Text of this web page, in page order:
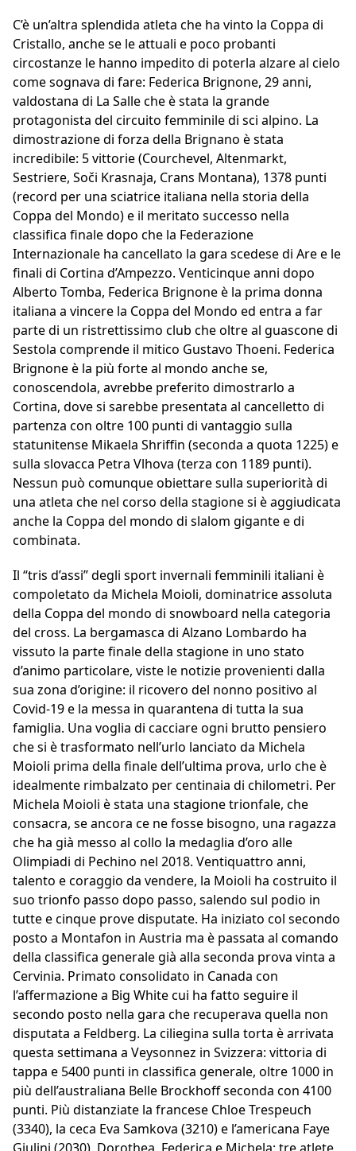
C’è un’altra splendida atleta che ha vinto la Coppa di
Cristallo, anche se le attuali e poco probanti
circostanze le hanno impedito di poterla alzare al cielo
come sognava di fare: Federica Brignone, 29 anni,
valdostana di La Salle che è stata la grande
protagonista del circuito femminile di sci alpino. La
dimostrazione di forza della Brignano è stata
incredibile: 5 vittorie (Courchevel, Altenmarkt,
Sestriere, Soči Krasnaja, Crans Montana), 1378 punti
(record per una sciatrice italiana nella storia della
Coppa del Mondo) e il meritato successo nella
classifica finale dopo che la Federazione
Internazionale ha cancellato la gara scedese di Are e le
finali di Cortina d’Ampezzo. Venticinque anni dopo
Alberto Tomba, Federica Brignone è la prima donna
italiana a vincere la Coppa del Mondo ed entra a far
parte di un ristrettissimo club che oltre al guascone di
Sestola comprende il mitico Gustavo Thoeni. Federica
Brignone è la più forte al mondo anche se,
conoscendola, avrebbe preferito dimostrarlo a
Cortina, dove si sarebbe presentata al cancelletto di
partenza con oltre 100 punti di vantaggio sulla
statunitense Mikaela Shriffin (seconda a quota 1225) e
sulla slovacca Petra Vlhova (terza con 1189 punti).
Nessun può comunque obiettare sulla superiorità di
una atleta che nel corso della stagione si è aggiudicata
anche la Coppa del mondo di slalom gigante e di
combinata.
Il “tris d’assi” degli sport invernali femminili italiani è
compoletato da Michela Moioli, dominatrice assoluta
della Coppa del mondo di snowboard nella categoria
del cross. La bergamasca di Alzano Lombardo ha
vissuto la parte finale della stagione in uno stato
d’animo particolare, viste le notizie provenienti dalla
sua zona d’origine: il ricovero del nonno positivo al
Covid-19 e la messa in quarantena di tutta la sua
famiglia. Una voglia di cacciare ogni brutto pensiero
che si è trasformato nell’urlo lanciato da Michela
Moioli prima della finale dell’ultima prova, urlo che è
idealmente rimbalzato per centinaia di chilometri. Per
Michela Moioli è stata una stagione trionfale, che
consacra, se ancora ce ne fosse bisogno, una ragazza
che ha già messo al collo la medaglia d’oro alle
Olimpiadi di Pechino nel 2018. Ventiquattro anni,
talento e coraggio da vendere, la Moioli ha costruito il
suo trionfo passo dopo passo, salendo sul podio in
tutte e cinque prove disputate. Ha iniziato col secondo
posto a Montafon in Austria ma è passata al comando
della classifica generale già alla seconda prova vinta a
Cervinia. Primato consolidato in Canada con
l’affermazione a Big White cui ha fatto seguire il
secondo posto nella gara che recuperava quella non
disputata a Feldberg. La ciliegina sulla torta è arrivata
questa settimana a Veysonnez in Svizzera: vittoria di
tappa e 5400 punti in classifica generale, oltre 1000 in
più dell’australiana Belle Brockhoff seconda con 4100
punti. Più distanziate la francese Chloe Trespeuch
(3340), la ceca Eva Samkova (3210) e l’americana Faye